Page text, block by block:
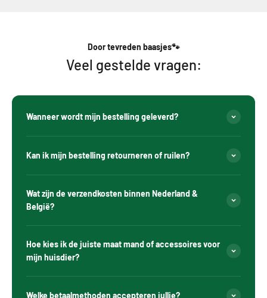
Door tevreden baasjes🐾
Veel gestelde vragen:
Wanneer wordt mijn bestelling geleverd?
Kan ik mijn bestelling retourneren of ruilen?
Wat zijn de verzendkosten binnen Nederland &
België?
Hoe kies ik de juiste maat mand of accessoires voor
mijn huisdier?
Welke betaalmethoden accepteren jullie?